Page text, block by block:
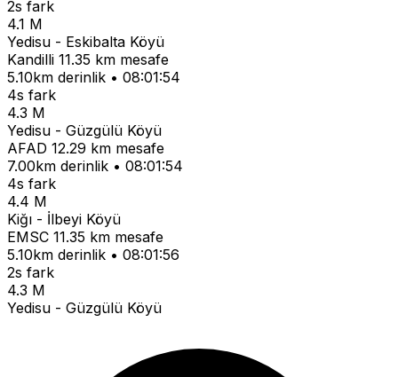
2s fark
4.1 M
Yedisu - Eskibalta Köyü
Kandilli 11.35 km mesafe
5.10km derinlik • 08:01:54
4s fark
4.3 M
Yedisu - Güzgülü Köyü
AFAD 12.29 km mesafe
7.00km derinlik • 08:01:54
4s fark
4.4 M
Kiğı - İlbeyi Köyü
EMSC 11.35 km mesafe
5.10km derinlik • 08:01:56
2s fark
4.3 M
Yedisu - Güzgülü Köyü